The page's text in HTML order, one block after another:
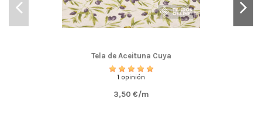
Tela de Aceituna Cuya
1 opinión
3,50 €/m